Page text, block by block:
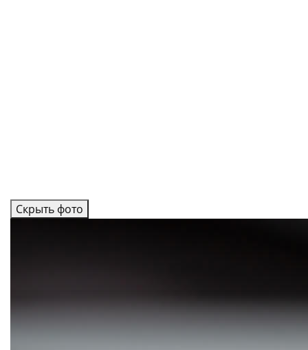
Скрыть фото